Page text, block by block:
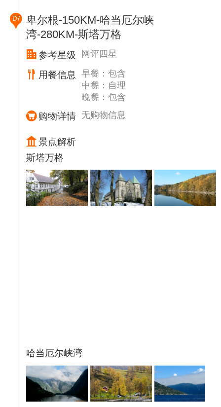
野的花花草草,让人不想离开。在这个小镇里,
忙碌是可耻的,无所事事地放空自己,才是最应
该干的事情。
【峡湾观光小火车】入内,海拔相差865米高的
弗洛姆铁路一览浓缩了松恩峡湾的精髓，透过
列车车窗，你可以欣赏到山涧小溪，瀑布，绝
【卑尔根】(游览不少于1.5小时）,卑尔根是挪
威的第二大城市，却拥有美丽的小镇环境和氛
围。房屋依山而建，木建筑古色古香，街道狭
窄，两旁咖啡馆和店铺温馨宜人。这里有联合
国教科文组织世界遗产—建于汉萨同盟时期的
布吕根码头、渔市场、弗罗伊恩山等。
【布吕根旧城区】是挪威著名的世界文化遗
产。拥有很多古老木屋，约于十八世纪早期建
成，两畔一边现代一边古典，人字形的木屋色
D7
卑尔根-150KM-哈当厄尔峡
湾-280KM-斯塔万格
参考星级 网评四星
用餐信息
早餐：包含
中餐：自理
晚餐：包含
购物详情 无购物信息
景点解析
斯塔万格
哈当厄尔峡湾